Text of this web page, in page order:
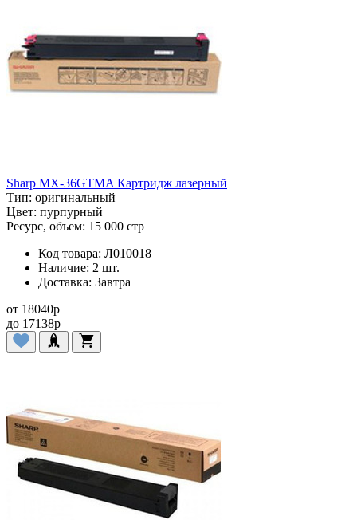
Sharp MX-36GTMA Картридж лазерный
Тип: оригинальный
Цвет: пурпурный
Ресурс, объем: 15 000 стр
Код товара: Л010018
Наличие: 2 шт.
Доставка: Завтра
от 18040p
до 17138p